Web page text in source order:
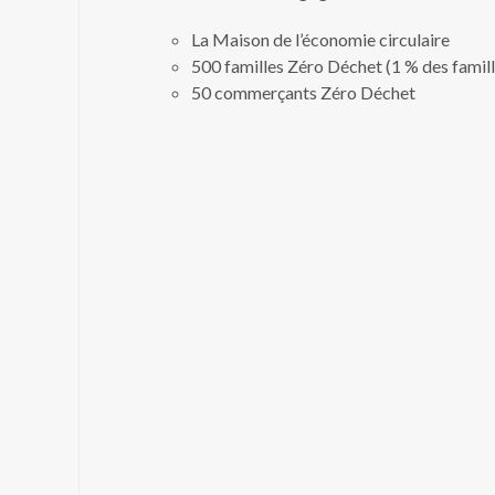
La Maison de l’économie circulaire
500 familles Zéro Déchet (1 % des
50 commerçants Zéro Déchet